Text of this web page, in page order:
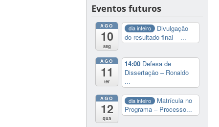
Eventos futuros
AGO
10
seg
dia inteiro
Divulgação
do resultado final – ...
AGO
11
ter
14:00 Defesa de
Dissertação – Ronaldo
...
AGO
12
qua
dia inteiro
Matrícula no
Programa – Processo...